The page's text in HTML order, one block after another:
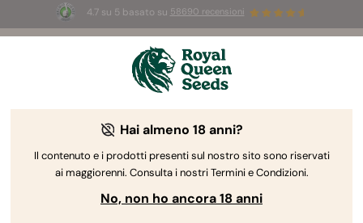
4.7 su 5 basato su 58690 recensioni
Summer Sales:Fino al 50% di sconto
su prodotti selezionati! ⏤
The RQS Blog
Hai almeno 18 anni?
Il contenuto e i prodotti presenti sul nostro sito sono riservati
ai maggiorenni. Consulta i nostri Termini e Condizioni.
No, non ho ancora 18 anni